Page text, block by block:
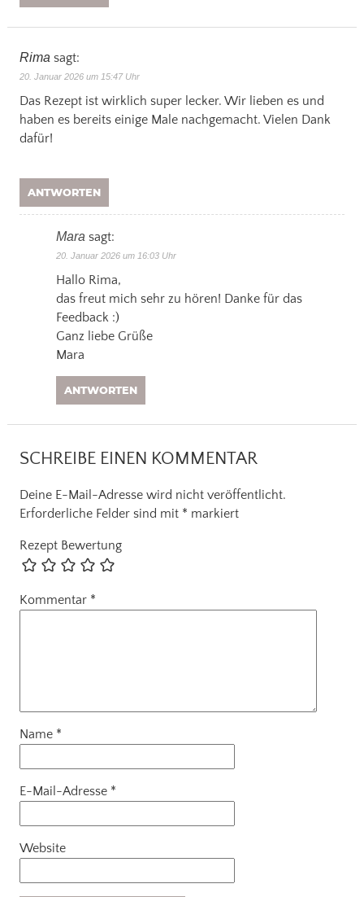
Rima sagt:
20. Januar 2026 um 15:47 Uhr
Das Rezept ist wirklich super lecker. Wir lieben es und
haben es bereits einige Male nachgemacht. Vielen Dank
dafür!
ANTWORTEN
Mara sagt:
20. Januar 2026 um 16:03 Uhr
Hallo Rima,
das freut mich sehr zu hören! Danke für das
Feedback :)
Ganz liebe Grüße
Mara
ANTWORTEN
SCHREIBE EINEN KOMMENTAR
Deine E-Mail-Adresse wird nicht veröffentlicht.
Erforderliche Felder sind mit * markiert
Rezept Bewertung
Kommentar *
Name *
E-Mail-Adresse *
Website